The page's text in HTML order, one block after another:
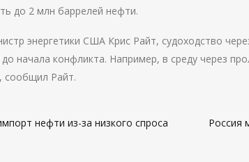
до 2 млн баррелей нефти.
энергетики США Крис Райт, судоходство
начала конфликта. Например, в среду через
сообщил Райт.
нефти из-за низкого спроса
Россия